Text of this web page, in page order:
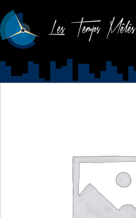
Les Temps Mêlés